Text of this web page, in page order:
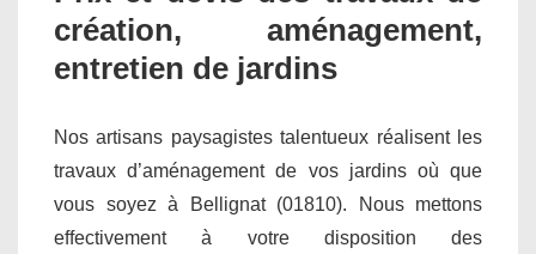
création, aménagement,
entretien de jardins
Nos artisans paysagistes talentueux réalisent les
travaux d’aménagement de vos jardins où que
vous soyez à Bellignat (01810). Nous mettons
effectivement à votre disposition des